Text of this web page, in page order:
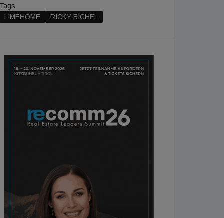
Tags
LIMEHOME
RICKY BICHEL